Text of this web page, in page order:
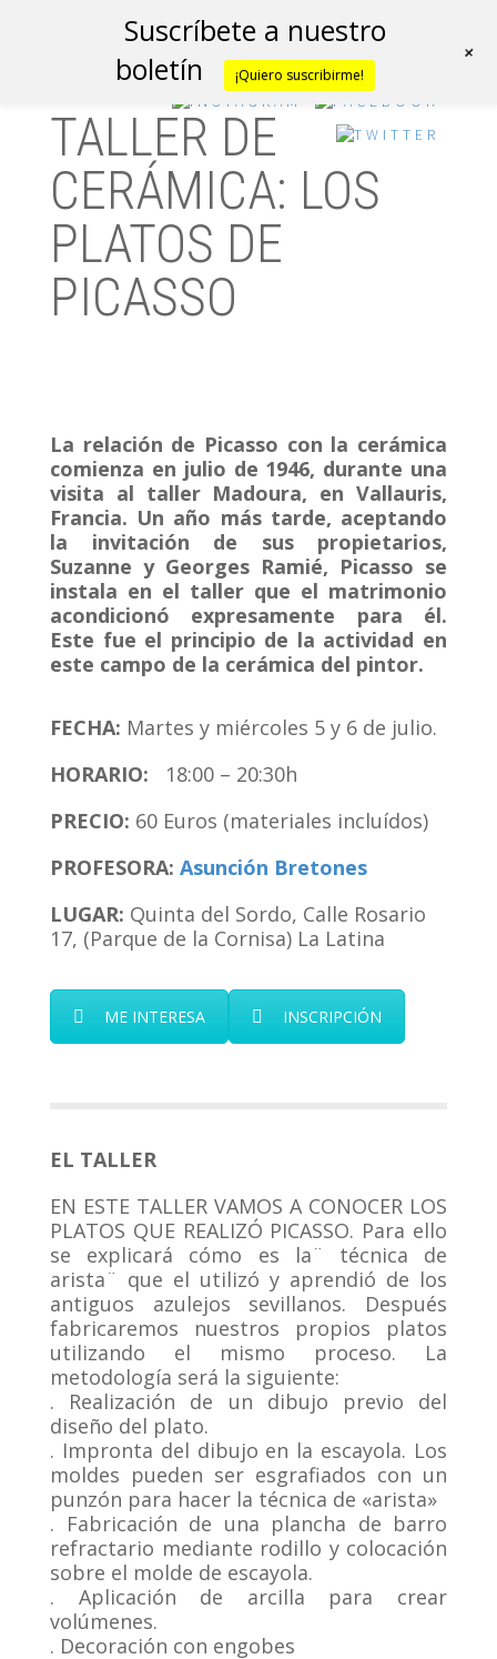
TALLER DE
CERÁMICA: LOS
PLATOS DE
PICASSO
La relación de Picasso con la cerámica
comienza en julio de 1946, durante una
visita al taller Madoura, en Vallauris,
Francia. Un año más tarde, aceptando
la invitación de sus propietarios,
Suzanne y Georges Ramié, Picasso se
instala en el taller que el matrimonio
acondicionó expresamente para él.
Este fue el principio de la actividad en
este campo de la cerámica del pintor.
FECHA: Martes y miércoles 5 y 6 de julio.
HORARIO: 18:00 – 20:30h
PRECIO: 60 Euros (materiales incluídos)
PROFESORA: Asunción Bretones
LUGAR: Quinta del Sordo, Calle Rosario
17, (Parque de la Cornisa) La Latina
ME INTERESA INSCRIPCIÓN
EL TALLER
EN ESTE TALLER VAMOS A CONOCER LOS
PLATOS QUE REALIZÓ PICASSO. Para ello
se explicará cómo es la¨ técnica de
arista¨ que el utilizó y aprendió de los
antiguos azulejos sevillanos. Después
fabricaremos nuestros propios platos
utilizando el mismo proceso. La
metodología será la siguiente:
. Realización de un dibujo previo del
diseño del plato.
. Impronta del dibujo en la escayola. Los
moldes pueden ser esgrafiados con un
punzón para hacer la técnica de «arista»
. Fabricación de una plancha de barro
refractario mediante rodillo y colocación
sobre el molde de escayola.
. Aplicación de arcilla para crear
volúmenes.
. Decoración con engobes
Suscríbete a nuestro
boletín
¡Quiero suscribirme!
+